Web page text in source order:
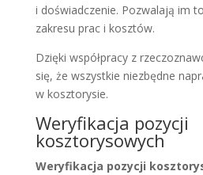
i doświadczenie. Pozwalają im
zakresu prac i kosztów.
Dzięki współpracy z
się, że wszystkie niezbędne
w kosztorysie.
Weryfikacja pozycji
kosztorysowych
Weryfikacja pozycji